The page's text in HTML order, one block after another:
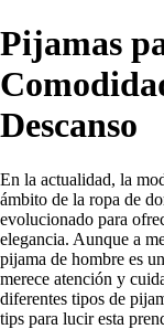
Pijamas
Descanso
En la actualidad, la
ámbito de la ropa de
evolucionado para
elegancia. Aunque a
pijama de hombre es
merece atención y
diferentes tipos de
tips para lucir esta